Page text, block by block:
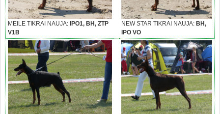
MEILE TIKRAI NAUJA: IPO1, BH, ZTP
V1B
NEW STAR TIKRAI NAUJA:BH,
IPO VO